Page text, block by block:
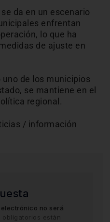
da en un escenario
enfrentan
lo que ha
de ajuste en
uno de los municipios
se mantiene en el
regional.
/ información
no será
obligatorios están